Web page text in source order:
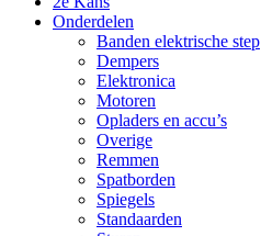
Onderdelen
Banden elektrische step
Dempers
Elektronica
Motoren
Opladers en accu’s
Overige
Remmen
Spatborden
Spiegels
Standaarden